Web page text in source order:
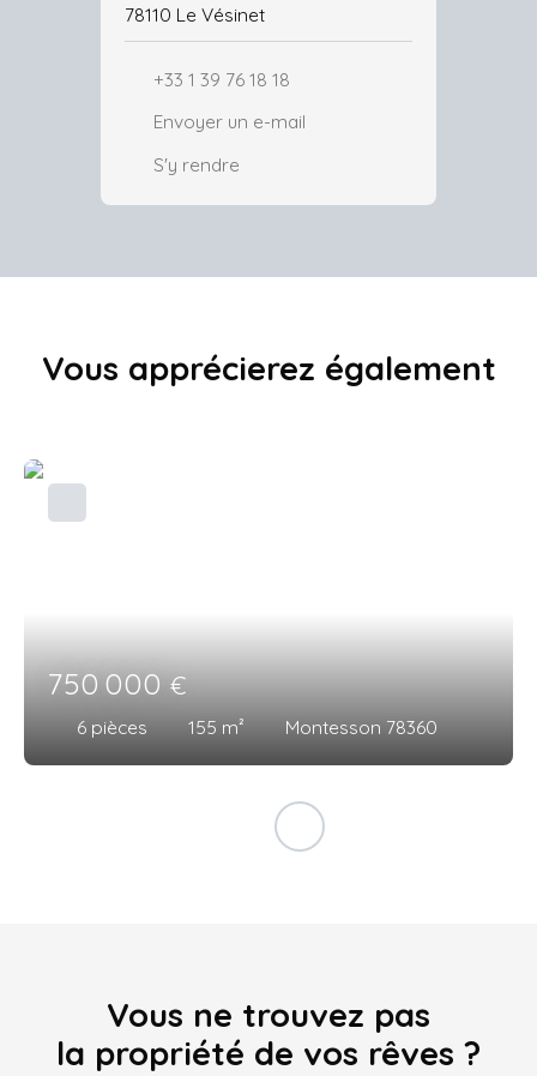
78110 Le Vésinet
+33 1 39 76 18 18
Envoyer un e-mail
S'y rendre
Vous apprécierez également
750 000€
6 pièces 155 m² Montesson 78360
Vous ne trouvez pas
la propriété de vos rêves ?